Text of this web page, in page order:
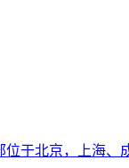
于北京，上海